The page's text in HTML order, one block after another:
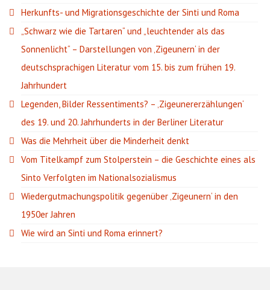
Herkunfts- und Migrationsgeschichte der Sinti und Roma
„Schwarz wie die Tartaren“ und „leuchtender als das
Sonnenlicht“ – Darstellungen von ‚Zigeunern‘ in der
deutschsprachigen Literatur vom 15. bis zum frühen 19.
Jahrhundert
Legenden, Bilder Ressentiments? – ‚Zigeunererzählungen‘
des 19. und 20. Jahrhunderts in der Berliner Literatur
Was die Mehrheit über die Minderheit denkt
Vom Titelkampf zum Stolperstein – die Geschichte eines als
Sinto Verfolgten im Nationalsozialismus
Wiedergutmachungspolitik gegenüber ‚Zigeunern‘ in den
1950er Jahren
Wie wird an Sinti und Roma erinnert?